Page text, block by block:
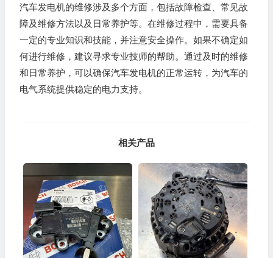
汽车发电机的维修涉及多个方面，包括故障检查、常见故
障及维修方法以及日常养护等。在维修过程中，需要具备
一定的专业知识和技能，并注意安全操作。如果不确定如
何进行维修，建议寻求专业技师的帮助。通过及时的维修
和日常养护，可以确保汽车发电机的正常运转，为汽车的
电气系统提供稳定的电力支持。
相关产品